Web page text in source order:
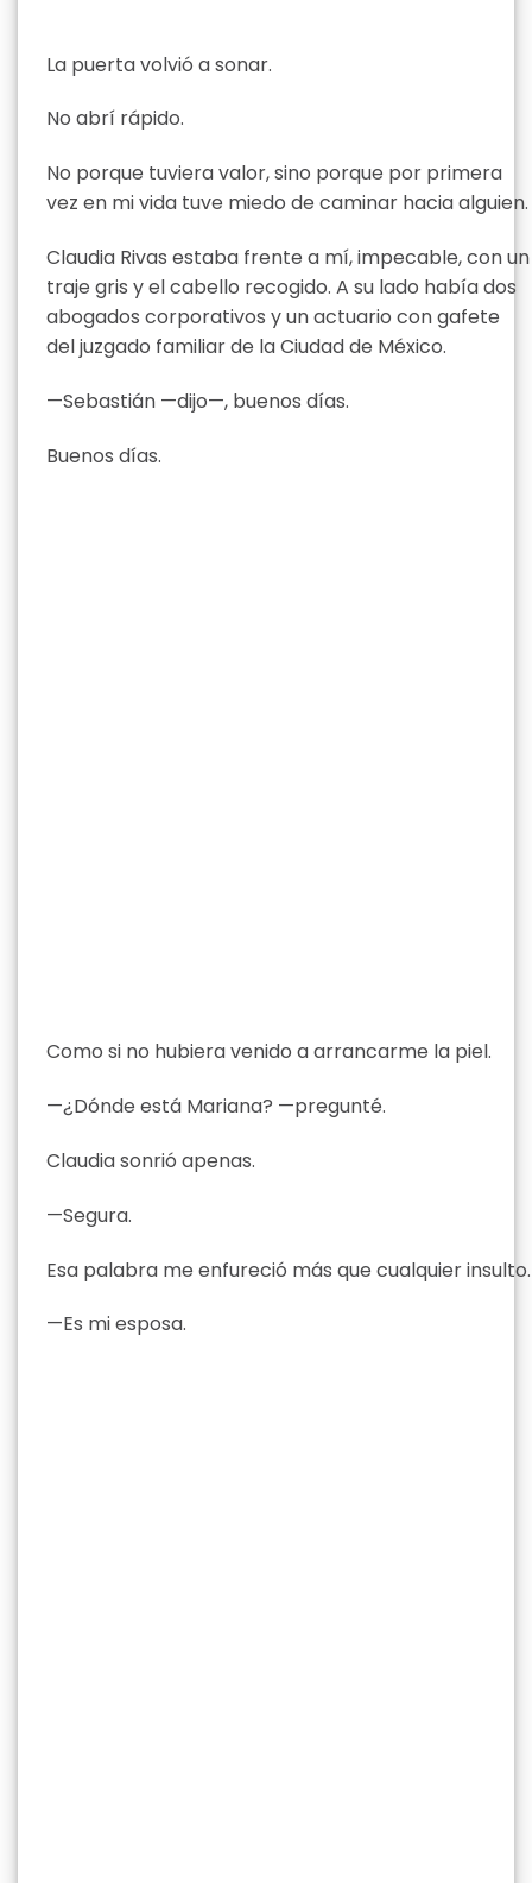
La puerta volvió a sonar.
No abrí rápido.
No porque tuviera valor, sino porque por primera
vez en mi vida tuve miedo de caminar hacia alguien.
Claudia Rivas estaba frente a mí, impecable, con un
traje gris y el cabello recogido. A su lado había dos
abogados corporativos y un actuario con gafete
del juzgado familiar de la Ciudad de México.
—Sebastián —dijo—, buenos días.
Buenos días.
Como si no hubiera venido a arrancarme la piel.
—¿Dónde está Mariana? —pregunté.
Claudia sonrió apenas.
—Segura.
Esa palabra me enfureció más que cualquier insulto.
—Es mi esposa.